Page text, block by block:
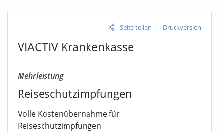
Seite teilen | Druckversion
VIACTIV Krankenkasse
Mehrleistung
Reiseschutzimpfungen
Volle Kostenübernahme für
Reiseschutzimpfungen